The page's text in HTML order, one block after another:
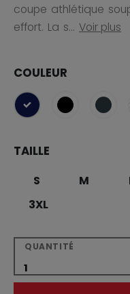
coupe athlétique
effort. La s... Voir plus
COULEUR
sélectionné
TAILLE
S M
3XL
QUANTITÉ